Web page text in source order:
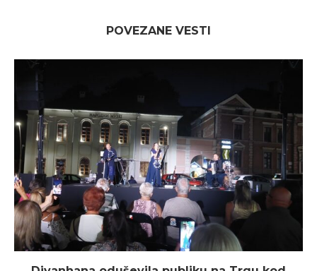
POVEZANE VESTI